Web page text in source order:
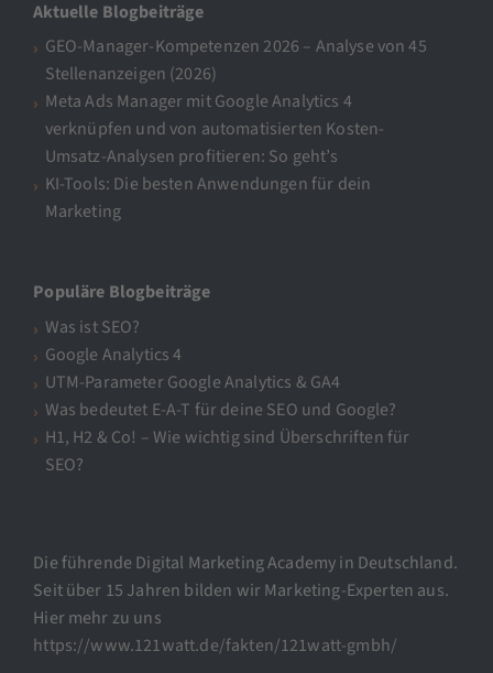
Aktuelle Blogbeiträge
GEO-Manager-Kompetenzen 2026 – Analyse von 45
Stellenanzeigen (2026)
Meta Ads Manager mit Google Analytics 4
verknüpfen und von automatisierten Kosten-
Umsatz-Analysen profitieren: So geht’s
KI-Tools: Die besten Anwendungen für dein
Marketing
Populäre Blogbeiträge
Was ist SEO?
Google Analytics 4
UTM-Parameter Google Analytics & GA4
Was bedeutet E-A-T für deine SEO und Google?
H1, H2 & Co! – Wie wichtig sind Überschriften für
SEO?
Die führende Digital Marketing Academy in Deutschland.
Seit über 15 Jahren bilden wir Marketing-Experten aus.
Hier mehr zu uns
https://www.121watt.de/fakten/121watt-gmbh/